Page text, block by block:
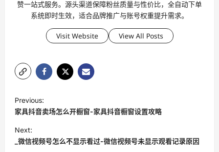
赞一站式服务。源头渠道保障粉丝质量与性价比，全自动下单
系统即时生效，适合品牌推广与账号权重提升需求。
Visit Website View All Posts
o
s
Previous:
家具抖音卖场怎么开橱窗-家具抖音橱窗设置攻略
Next:
_微信视频号怎么不显示看过-微信视频号未显示观看记录原因